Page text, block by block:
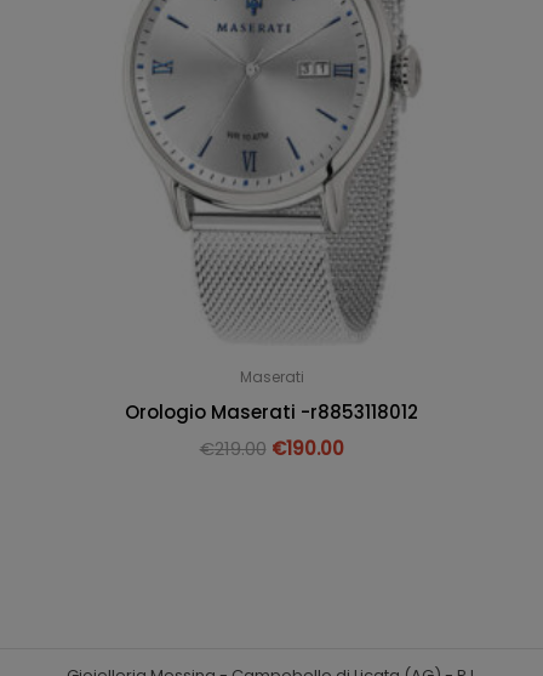
Maserati
Orologio Maserati -r8853118012
€219.00 €190.00